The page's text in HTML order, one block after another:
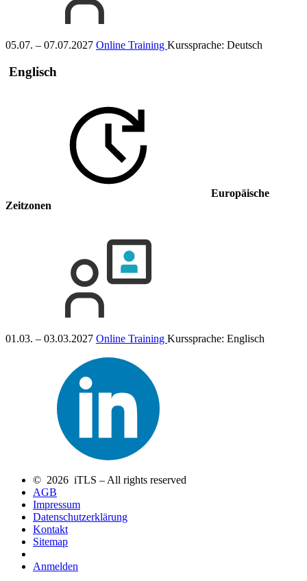
05.07. – 07.07.2027 Online Training Kurssprache: Deutsch
Englisch
Europäische
Zeitzonen
01.03. – 03.03.2027 Online Training Kurssprache: Englisch
© 2026 iTLS – All rights reserved
AGB
Impressum
Datenschutzerklärung
Kontakt
Sitemap
Anmelden